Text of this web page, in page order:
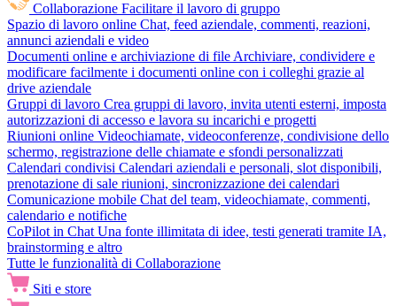
Collaborazione Facilitare il lavoro di gruppo
Spazio di lavoro online Chat, feed aziendale, commenti, reazioni,
annunci aziendali e video
Documenti online e archiviazione di file Archiviare, condividere e
modificare facilmente i documenti online con i colleghi grazie al
drive aziendale
Gruppi di lavoro Crea gruppi di lavoro, invita utenti esterni, imposta
autorizzazioni di accesso e lavora su incarichi e progetti
Riunioni online Videochiamate, videoconferenze, condivisione dello
schermo, registrazione delle chiamate e sfondi personalizzati
Calendari condivisi Calendari aziendali e personali, slot disponibili,
prenotazione di sale riunioni, sincronizzazione dei calendari
Comunicazione mobile Chat del team, videochiamate, commenti,
calendario e notifiche
CoPilot in Chat Una fonte illimitata di idee, testi generati tramite IA,
brainstorming e altro
Tutte le funzionalità di Collaborazione
Siti e store